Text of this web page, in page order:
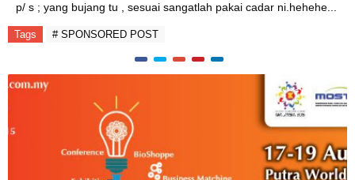
p/ s ; yang bujang tu , sesuai sangatlah pakai cadar ni.hehehe...
Tags # SPONSORED POST